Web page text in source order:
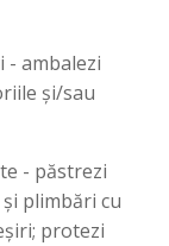
ambalezi
și/sau
- păstrezi
plimbări cu
protezi